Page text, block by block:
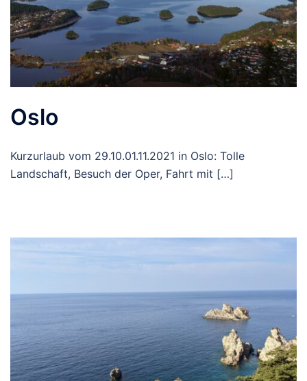
Oslo
Kurzurlaub vom 29.10.01.11.2021 in Oslo: Tolle
Landschaft, Besuch der Oper, Fahrt mit […]